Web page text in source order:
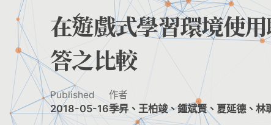
在遊戲式學習環境使
答之比較
Published
2018-05-16
作者
季昇、王柏竣、鍾斌賢、夏延德、林